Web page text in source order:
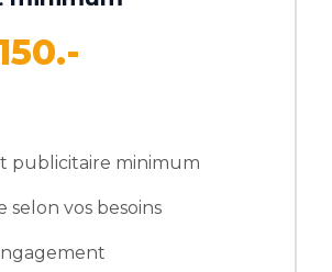
publicitaire minimum
selon vos besoins